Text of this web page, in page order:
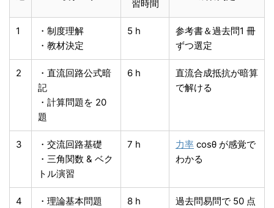
習時間
1
・制度理解
・教材決定
5 h
参考書＆過去問1 冊
ずつ選定
2
・直流回路公式暗
記
・計算問題を 20
題
6 h
直流合成抵抗が暗算
で解ける
3
・交流回路基礎
・三角関数 & ベク
トル演習
7 h 力率 cosθ が感覚で
わかる
4
・理論基本問題
8 h
過去問易問で 50 点